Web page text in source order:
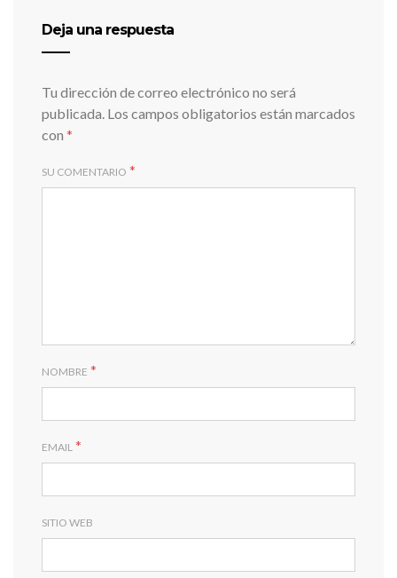
Deja una respuesta
Tu dirección de correo electrónico no será
publicada. Los campos obligatorios están marcados
con *
SU COMENTARIO *
NOMBRE *
EMAIL *
SITIO WEB